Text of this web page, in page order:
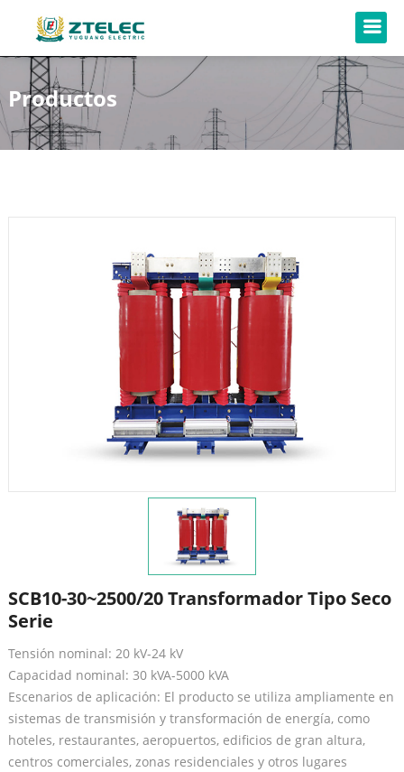
Productos
SCB10-30~2500/20 Transformador Tipo Seco
Serie
Tensión nominal: 20 kV-24 kV
Capacidad nominal: 30 kVA-5000 kVA
Escenarios de aplicación: El producto se utiliza ampliamente en
sistemas de transmisión y transformación de energía, como
hoteles, restaurantes, aeropuertos, edificios de gran altura,
centros comerciales, zonas residenciales y otros lugares